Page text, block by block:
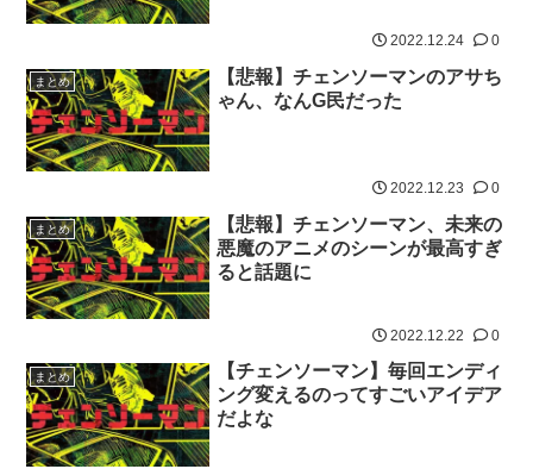
2022.12.24 0
まとめ
【悲報】チェンソーマンのアサち
ゃん、なんG民だった
2022.12.23 0
まとめ
【悲報】チェンソーマン、未来の
悪魔のアニメのシーンが最高すぎ
ると話題に
2022.12.22 0
まとめ
【チェンソーマン】毎回エンディ
ング変えるのってすごいアイデア
だよな